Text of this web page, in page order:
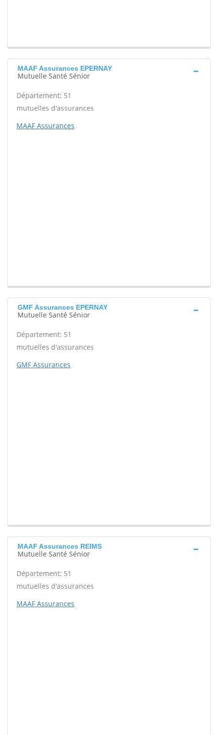
MAAF Assurances EPERNAY
Mutuelle Santé Sénior
Département: 51
mutuelles d'assurances
MAAF Assurances
GMF Assurances EPERNAY
Mutuelle Santé Sénior
Département: 51
mutuelles d'assurances
GMF Assurances
MAAF Assurances REIMS
Mutuelle Santé Sénior
Département: 51
mutuelles d'assurances
MAAF Assurances